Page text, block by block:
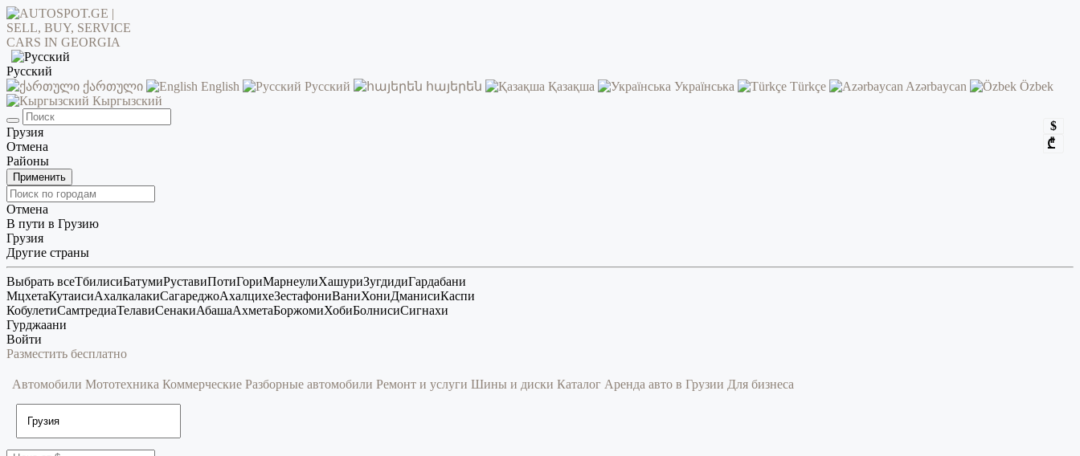
Русский
ქართული
English Русский հայերեն Қазақша Українська Türkçe Azərbaycan
Özbek
Кыргызский
$
₾
Грузия
Отмена
Районы
Применить
Отмена
В пути в Грузию
Грузия
Другие страны
Выбрать всеТбилисиБатумиРуставиПотиГориМарнеулиХашуриЗугдидиГардабани
МцхетаКутаисиАхалкалакиСагареджоАхалцихеЗестафониВаниХониДманисиКаспи
КобулетиСамтредиаТелавиСенакиАбашаАхметаБоржомиХобиБолнисиСигнахи
Гурджаани
Войти
Разместить бесплатно
Автомобили Мототехника Коммерческие Разборные автомобили Ремонт и услуги Шины и диски Каталог Аренда авто в Грузии Для бизнеса